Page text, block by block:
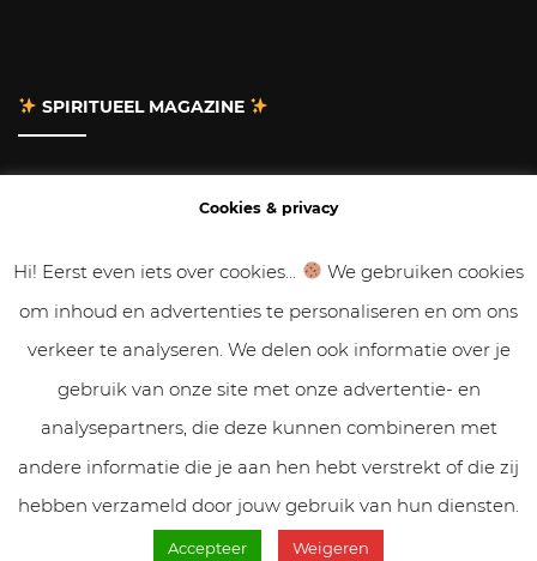
SPIRITUEEL MAGAZINE
Gastbloggen
Samenwerken
Cookies & Privacy
Cookies & privacy
Hi! Eerst even iets over cookies...
We gebruiken cookies
om inhoud en advertenties te personaliseren en om ons
verkeer te analyseren. We delen ook informatie over je
gebruik van onze site met onze advertentie- en
analysepartners, die deze kunnen combineren met
andere informatie die je aan hen hebt verstrekt of die zij
hebben verzameld door jouw gebruik van hun diensten.
Accepteer Weigeren